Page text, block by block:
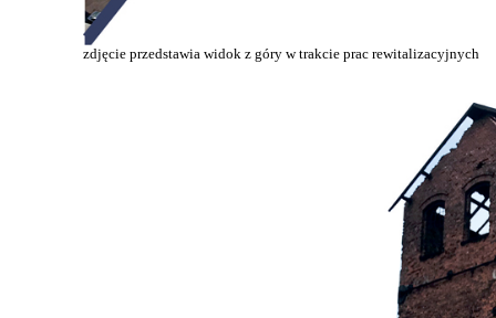
zdjęcie przedstawia widok z góry w trakcie prac rewitalizacyjnych